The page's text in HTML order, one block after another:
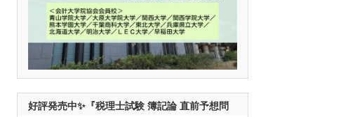
好評発売中✨『税理士試験 簿記論 直前予想問